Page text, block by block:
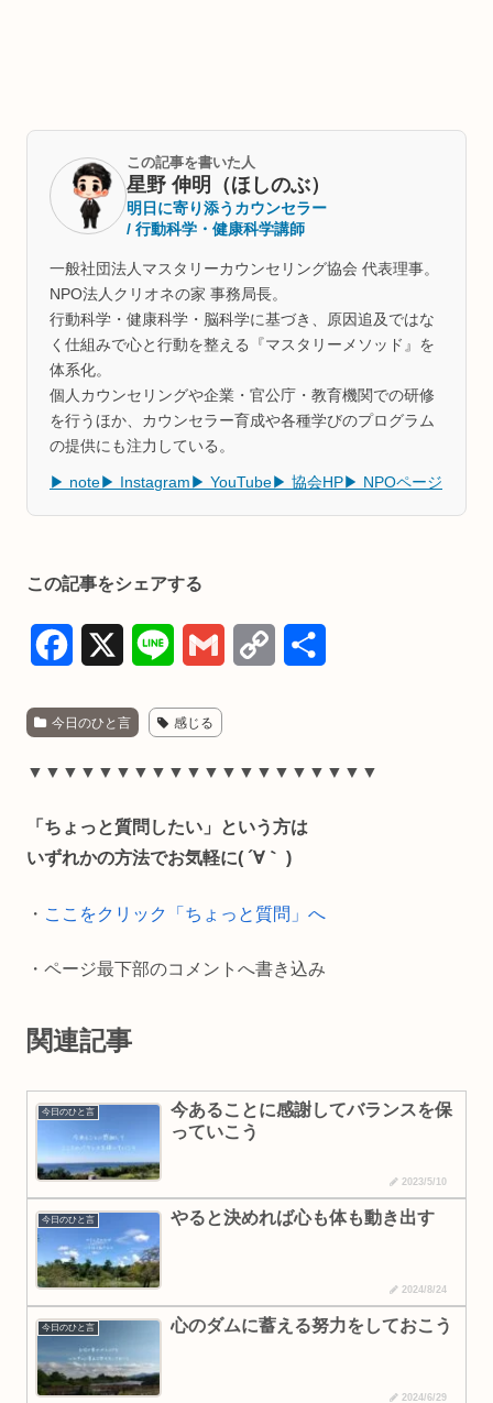
この記事を書いた人
星野 伸明（ほしのぶ）
明日に寄り添うカウンセラー
/ 行動科学・健康科学講師
一般社団法人マスタリーカウンセリング協会 代表理事。
NPO法人クリオネの家 事務局長。
行動科学・健康科学・脳科学に基づき、原因追及ではな
く仕組みで心と行動を整える『マスタリーメソッド』を
体系化。
個人カウンセリングや企業・官公庁・教育機関での研修
を行うほか、カウンセラー育成や各種学びのプログラム
の提供にも注力している。
▶ note ▶ Instagram ▶ YouTube ▶ 協会HP ▶ NPOページ
この記事をシェアする
c
e
o
n
e i y
i
今日のひと言 感じる
▼▼▼▼▼▼▼▼▼▼▼▼▼▼▼▼▼▼▼▼
「ちょっと質問したい」という方は
いずれかの方法でお気軽に( ´∀｀ )
・ ここをクリック「ちょっと質問」へ
・ページ最下部のコメントへ書き込み
関連記事
今日のひと言
今あることに感謝してバランスを保
っていこう
2023/5/10
今日のひと言 やると決めれば心も体も動き出す
2024/8/24
今日のひと言 心のダムに蓄える努力をしておこう
2024/6/29